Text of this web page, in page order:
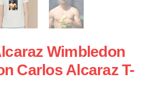
Wimbledon
Carlos Alcaraz T-